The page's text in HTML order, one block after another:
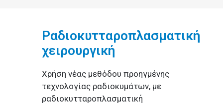
Ραδιοκυτταροπλασματική
χειρουργική
Χρήση νέας μεθόδου προηγμένης
τεχνολογίας ραδιοκυμάτων, με
ραδιοκυτταροπλασματική